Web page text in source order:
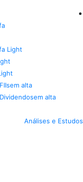
Light
em alta
em alta
Análises e Estudos